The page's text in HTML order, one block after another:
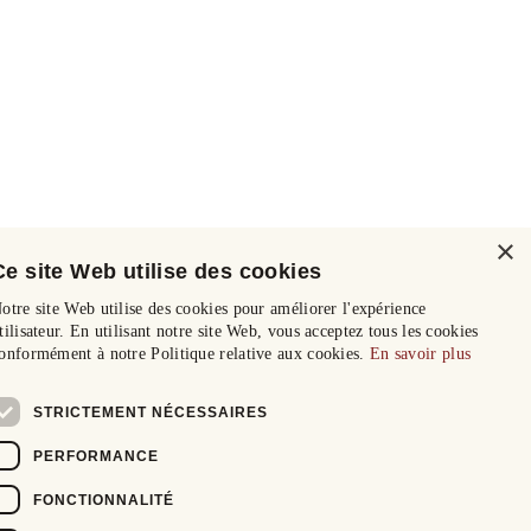
×
site Web utilise des cookies
site Web utilise des cookies pour améliorer l'expérience
En utilisant notre site Web, vous acceptez tous les cookies
à notre Politique relative aux cookies. En savoir plus
STRICTEMENT NÉCESSAIRES
PERFORMANCE
FONCTIONNALITÉ